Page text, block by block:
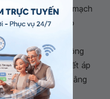
Catheter động mạch
sơ sinh bằng dao
sinh bằng dao động
sẽ có trị số huyết áp
khác biệt khi đo bằng